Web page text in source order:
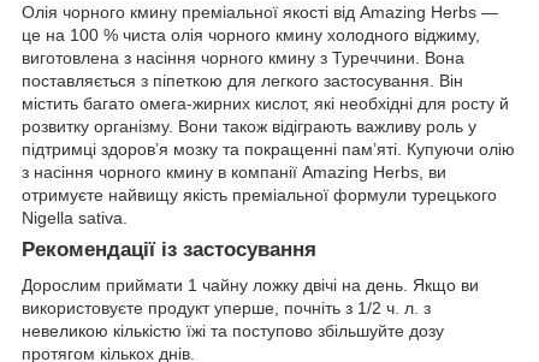
Олія чорного кмину преміальної якості від Amazing Herbs —
це на 100 % чиста олія чорного кмину холодного віджиму,
виготовлена з насіння чорного кмину з Туреччини. Вона
поставляється з піпеткою для легкого застосування. Він
містить багато омега-жирних кислот, які необхідні для росту й
розвитку організму. Вони також відіграють важливу роль у
підтримці здоров’я мозку та покращенні пам’яті. Купуючи олію
з насіння чорного кмину в компанії Amazing Herbs, ви
отримуєте найвищу якість преміальної формули турецького
Nigella sativa.
Рекомендації із застосування
Дорослим приймати 1 чайну ложку двічі на день. Якщо ви
використовуєте продукт уперше, почніть з 1/2 ч. л. з
невеликою кількістю їжі та поступово збільшуйте дозу
протягом кількох днів.